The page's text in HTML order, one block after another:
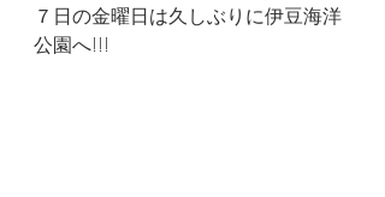
７日の金曜日は久しぶりに伊豆海洋
公園へ!!!